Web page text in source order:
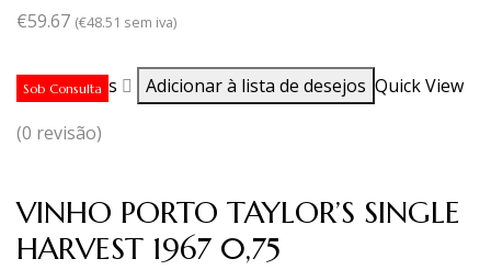
€59.67 (€48.51 sem iva)
Sob Consulta
Ler mais Adicionar à lista de desejos Quick View
(0 revisão)
VINHO PORTO TAYLOR’S SINGLE
HARVEST 1967 0,75